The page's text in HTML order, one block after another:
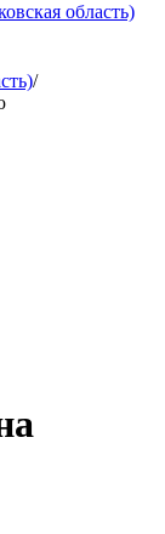
область)
/